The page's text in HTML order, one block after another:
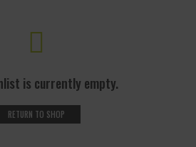
is currently empty.
RETURN TO SHOP